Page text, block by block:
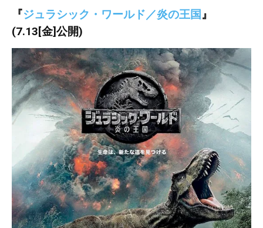
『ジュラシック・ワールド／炎の王国 』
(7.13[金]公開)